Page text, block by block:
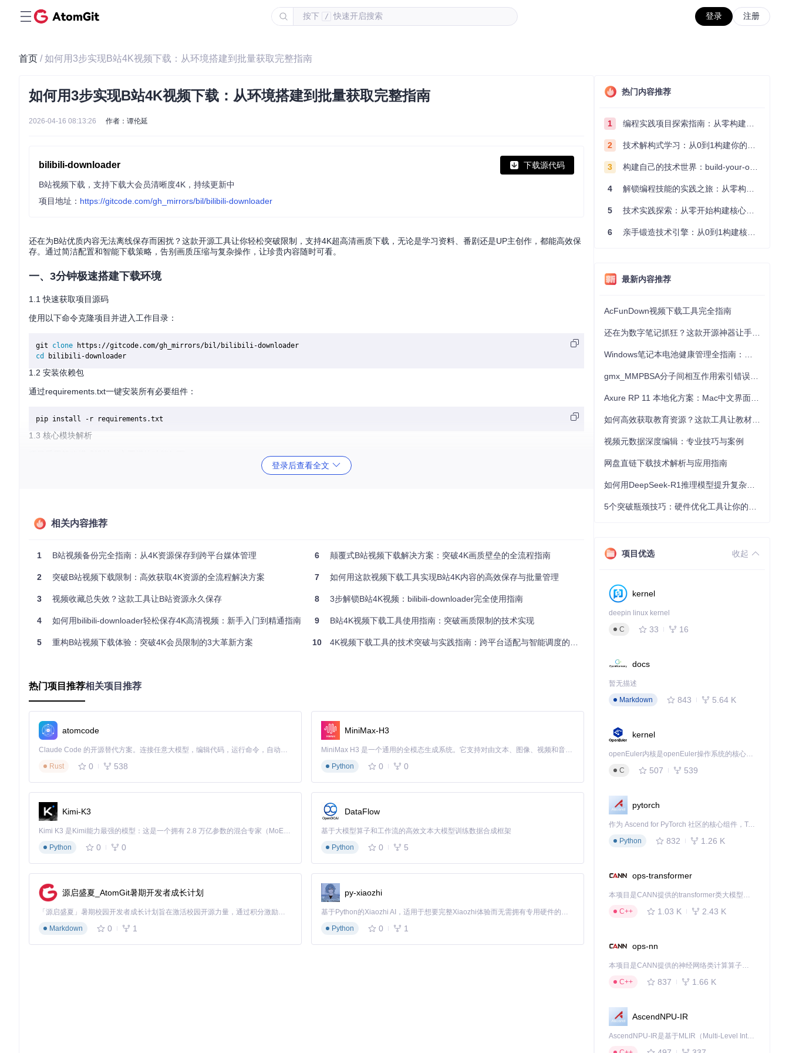
按下 / 快速开启搜索 登录 注册
首页 / 如何用3步实现B站4K视频下载：从环境搭建到批量获取完整指南
如何用3步实现B站4K视频下载：从环境搭建到批量获取完整指南
2026-04-16 08:13:26 作者：谭伦延
bilibili-downloader 下载源代码
B站视频下载，支持下载大会员清晰度4K，持续更新中
项目地址： https://gitcode.com/gh_mirrors/bil/bilibili-downloader
还在为B站优质内容无法离线保存而困扰？这款开源工具让你轻松突破限制，支持4K超高清画质下载，无论是学习资料、番剧还是UP主创作，都能高效保
存。通过简洁配置和智能下载策略，告别画质压缩与复杂操作，让珍贵内容随时可看。
一、3分钟极速搭建下载环境
1.1 快速获取项目源码
使用以下命令克隆项目并进入工作目录：
git clone
cd
1.2 安装依赖包
通过requirements.txt一键安装所有必要组件：
1.3 核心模块解析
2.1 Cookie获取全流程
要解锁4K画质下载权限，正确配置Cookie是关键。SESSDATA字段作为身份凭证，决定了账号的访问权限。
2.2 详细操作指南
登录B站账号并打开任意视频页面
按下F12打开开发者工具，切换到Network标签
2.3 配置文件示例
# config.py 核心配置
COOKIE = "你的完整Cookie字符串"
# 替换为实际获取的Cookie
QUALITY =
OUTPUT_PATH = "./downloads"
三、高效视频下载实战技巧
支持多种视频类型的链接格式，包括：
普通视频：
https://www.bilibili.com/video/BV12gYxz7ESf/
# config.py 中的URL配置
URL = [
"https://www.bilibili.com/video/BV12gYxz7ESf/", # 完整合集
"https://www.bilibili.com/video/BV12gYxz7ESf?p=3" ,
# 指定单集
3.2 启动下载与进度监控
登录后查看全文
相关内容推荐
1 B站视频备份完全指南：从4K资源保存到跨平台媒体管理
2 突破B站视频下载限制：高效获取4K资源的全流程解决方案
3 视频收藏总失效？这款工具让B站资源永久保存
4 如何用bilibili-downloader轻松保存4K高清视频：新手入门到精通指南
5 重构B站视频下载体验：突破4K会员限制的3大革新方案
6 颠覆式B站视频下载解决方案：突破4K画质壁垒的全流程指南
7 如何用这款视频下载工具实现B站4K内容的高效保存与批量管理
8 3步解锁B站4K视频：bilibili-downloader完全使用指南
9 B站4K视频下载工具使用指南：突破画质限制的技术实现
10 4K视频下载工具的技术突破与实践指南：跨平台适配与智能调度的价值创造
热门项目推荐相关项目推荐
atomcode
Claude Code 的开源替代方案。连接任意大模型，编辑代码，运行命令，自动验证 — 全自动执行。用 Rust 构建，极致性能。 ｜ An open-source alternative to Claude Code. Connect any LLM, edit code, run commands, and verify changes — autonomously. Built in Rust for speed. Get Started
Rust
0 538
MiniMax-H3
MiniMax H3 是一个通用的全模态生成系统。它支持对由文本、图像、视频和音频组成的多模态上下文进行统一理解，并能生成分辨率高达 2K、时长可达 15 秒的带原生立体声音频的视频。得益于面向任务泛化的系统设计，H3 在预训练阶段就已具备广泛的多模态上下文理解与生成能力，能够出色地执行复杂的多模态指令。
Python
0 0
Kimi-K3
Kimi K3 是Kimi能力最强的模型：这是一个拥有 2.8 万亿参数的混合专家（MoE）模型，具备原生视觉理解能力，并支持 100 万 token 的上下文窗口。
Python
0 0
DataFlow
基于大模型算子和工作流的高效文本大模型训练数据合成框架
Python
0 5
源启盛夏_AtomGit暑期开发者成长计划
「源启盛夏」暑期校园开发者成长计划旨在激活校园开源力量，通过积分激励、认证扶持、资源倾斜等形式，引导高校组织和开发者完成「入驻 — 建项目 — 做贡献 — 获认证 — 得资源」的完整闭环。无论你是想带领社团入驻平台的组织者，还是希望用代码贡献证明自己的开发者，都能在这里找到属于你的成长路径。
Markdown
0 1
py-xiaozhi
基于Python的Xiaozhi AI，适用于想要完整Xiaozhi体验而无需拥有专用硬件的用户。
Python
0 1
热门内容推荐
1 编程实践项目探索指南：从零构建技术能力体系
2 技术解构式学习：从0到1构建你的编程知识体系
3 构建自己的技术世界：build-your-own-x项目的实践探索指南
4 解锁编程技能的实践之旅：从零构建你的技术世界
5 技术实践探索：从零开始构建核心系统的实践指南
6 亲手锻造技术引擎：从0到1构建核心系统的实践指南
最新内容推荐
AcFunDown视频下载工具完全指南
视频元数据深度编辑：专业技巧与案例
网盘直链下载技术解析与应用指南
项目优选 收起
kernel
deepin linux kernel
C
33 16
docs
暂无描述
Markdown
843 5.64 K
kernel
openEuler内核是openEuler操作系统的核心，既是系统性能与稳定性的基石，也是连接处理器、设备与服务的桥梁。
C
507 539
pytorch
作为 Ascend for PyTorch 社区的核心组件，TorchNPU 是昇腾专为 PyTorch 打造的深度学习适配插件，使 PyTorch 框架能够直接调用昇腾 NPU，为开发者提供昇腾 AI 处理器的超强算力。
Python
832 1.26 K
ops-transformer
本项目是CANN提供的transformer类大模型算子库，实现网络在NPU上加速计算。
C++
1.03 K 2.43 K
ops-nn
本项目是CANN提供的神经网络类计算算子库，实现网络在NPU上加速计算。
C++
837 1.66 K
AscendNPU-IR
AscendNPU-IR是基于MLIR（Multi-Level Intermediate Representation）构建的，面向昇腾亲和算子编译时使用的中间表示，提供昇腾完备表达能力，通过编译优化提升昇腾AI处理器计算效率，支持通过生态框架使能昇腾AI处理器与深度调优